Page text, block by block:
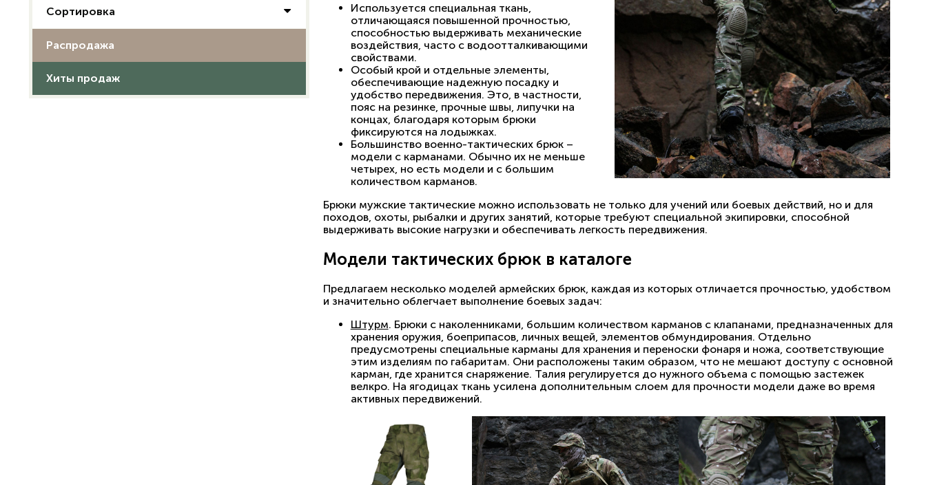
Сортировка
Распродажа
Хиты продаж
Используется специальная ткань,
отличающаяся повышенной прочностью,
способностью выдерживать механические
воздействия, часто с водоотталкивающими
свойствами.
Особый крой и отдельные элементы,
обеспечивающие надежную посадку и
удобство передвижения. Это, в частности,
пояс на резинке, прочные швы, липучки на
концах, благодаря которым брюки
фиксируются на лодыжках.
Большинство военно-тактических брюк –
модели с карманами. Обычно их не меньше
четырех, но есть модели и с большим
количеством карманов.
Брюки мужские тактические можно использовать не только для учений или боевых действий, но и для
походов, охоты, рыбалки и других занятий, которые требуют специальной экипировки, способной
выдерживать высокие нагрузки и обеспечивать легкость передвижения.
Модели тактических брюк в каталоге
Предлагаем несколько моделей армейских брюк, каждая из которых отличается прочностью, удобством
и значительно облегчает выполнение боевых задач:
Штурм. Брюки с наколенниками, большим количеством карманов с клапанами, предназначенных для
хранения оружия, боеприпасов, личных вещей, элементов обмундирования. Отдельно
предусмотрены специальные карманы для хранения и переноски фонаря и ножа, соответствующие
этим изделиям по габаритам. Они расположены таким образом, что не мешают доступу с основной
карман, где хранится снаряжение. Талия регулируется до нужного объема с помощью застежек
велкро. На ягодицах ткань усилена дополнительным слоем для прочности модели даже во время
активных передвижений.